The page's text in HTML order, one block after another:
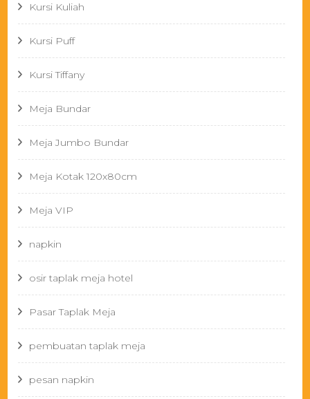
Kursi Kuliah
Kursi Puff
Kursi Tiffany
Meja Bundar
Meja Jumbo Bundar
Meja Kotak 120x80cm
Meja VIP
napkin
osir taplak meja hotel
Pasar Taplak Meja
pembuatan taplak meja
pesan napkin